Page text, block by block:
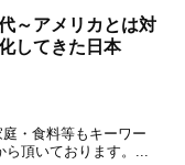
～アメリカとは対
してきた日本
・食料等もキーワー
ら頂いております。...